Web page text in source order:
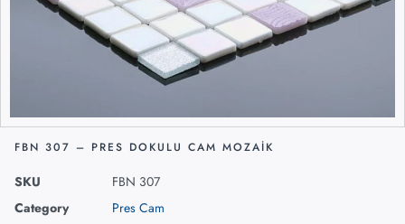
FBN 307 – PRES DOKULU CAM MOZAIK
SKU
FBN 307
Category
Pres Cam